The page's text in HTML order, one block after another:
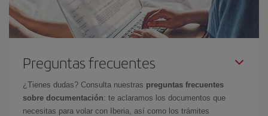
Preguntas frecuentes
¿Tienes dudas? Consulta nuestras preguntas frecuentes
sobre documentación: te aclaramos los documentos que
necesitas para volar con Iberia, así como los trámites